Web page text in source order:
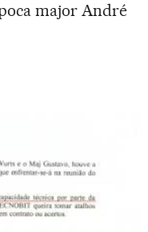
major André